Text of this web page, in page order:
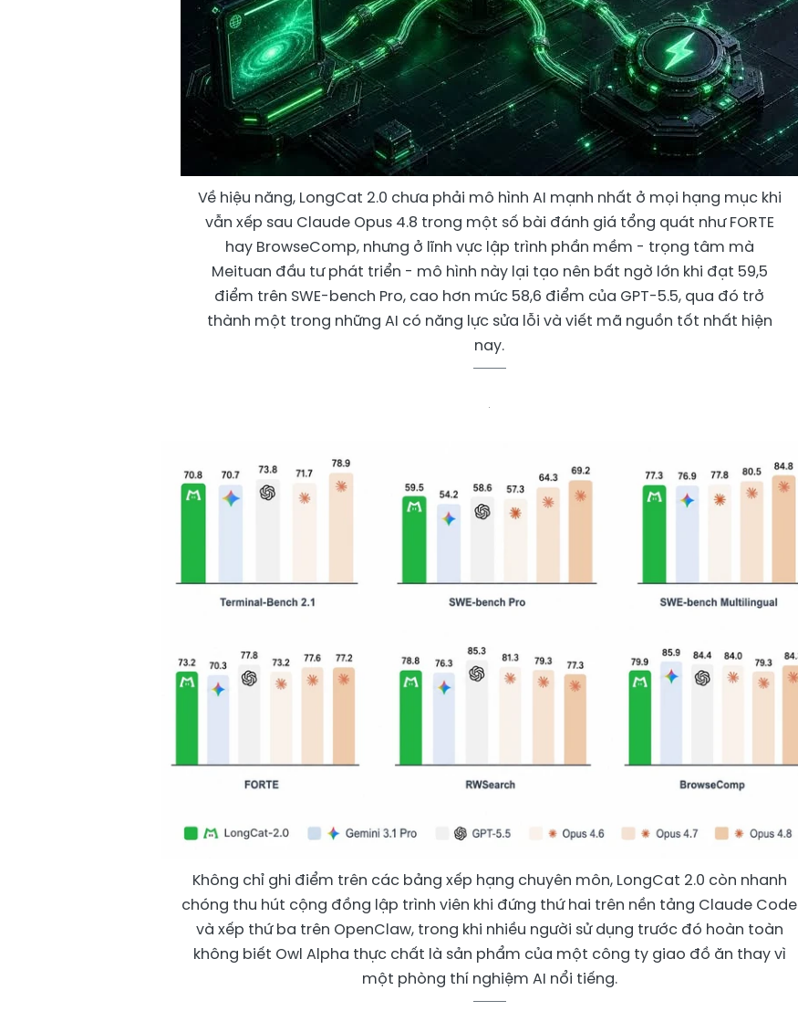
Về hiệu năng, LongCat 2.0 chưa phải mô hình AI mạnh nhất ở mọi hạng mục khi
vẫn xếp sau Claude Opus 4.8 trong một số bài đánh giá tổng quát như FORTE
hay BrowseComp, nhưng ở lĩnh vực lập trình phần mềm - trọng tâm mà
Meituan đầu tư phát triển - mô hình này lại tạo nên bất ngờ lớn khi đạt 59,5
điểm trên SWE-bench Pro, cao hơn mức 58,6 điểm của GPT-5.5, qua đó trở
thành một trong những AI có năng lực sửa lỗi và viết mã nguồn tốt nhất hiện
nay.
Không chỉ ghi điểm trên các bảng xếp hạng chuyên môn, LongCat 2.0 còn nhanh
chóng thu hút cộng đồng lập trình viên khi đứng thứ hai trên nền tảng Claude Code
và xếp thứ ba trên OpenClaw, trong khi nhiều người sử dụng trước đó hoàn toàn
không biết Owl Alpha thực chất là sản phẩm của một công ty giao đồ ăn thay vì
một phòng thí nghiệm AI nổi tiếng.